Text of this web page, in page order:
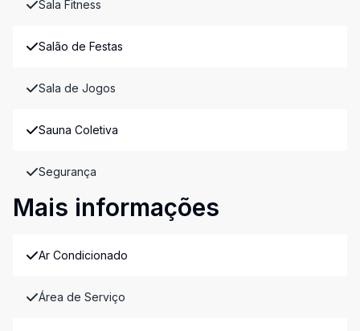
Sala Fitness
Salão de Festas
Sala de Jogos
Sauna Coletiva
Segurança
Mais informações
Ar Condicionado
Área de Serviço